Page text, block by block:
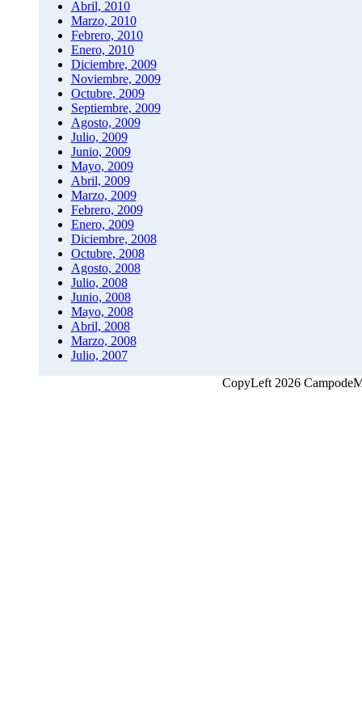
Abril, 2010
Marzo, 2010
Febrero, 2010
Enero, 2010
Diciembre, 2009
Noviembre, 2009
Octubre, 2009
Septiembre, 2009
Agosto, 2009
Julio, 2009
Junio, 2009
Mayo, 2009
Abril, 2009
Marzo, 2009
Febrero, 2009
Enero, 2009
Diciembre, 2008
Octubre, 2008
Agosto, 2008
Julio, 2008
Junio, 2008
Mayo, 2008
Abril, 2008
Marzo, 2008
Julio, 2007
CopyLeft 2026